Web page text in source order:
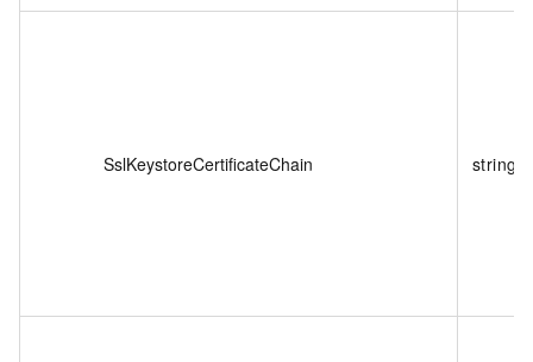
SslKeystoreCertificateChain string